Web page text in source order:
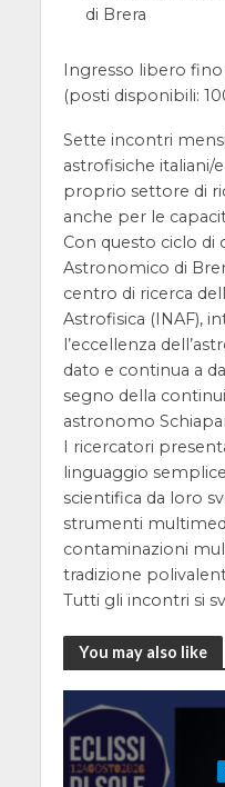
di Brera
Ingresso libero
(posti disponibili:
Sette incontri
astrofisiche italiani/
proprio settore di
anche per le
Con questo ciclo di
Astronomico di
centro di ricerca
Astrofisica (INAF),
l’eccellenza
dato e continua a
segno della
astronomo
I ricercatori
linguaggio
scientifica da loro
strumenti
contaminazioni
tradizione
Tutti gli incontri si
You may also like